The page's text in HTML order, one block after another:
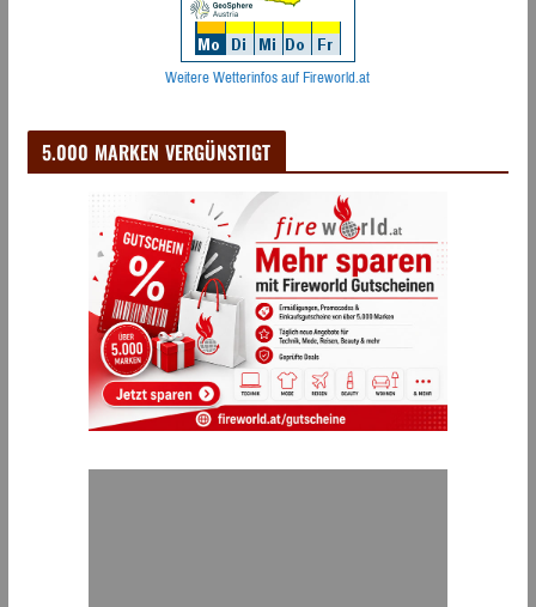
Weitere Wetterinfos auf Fireworld.at
5.000 MARKEN VERGÜNSTIGT